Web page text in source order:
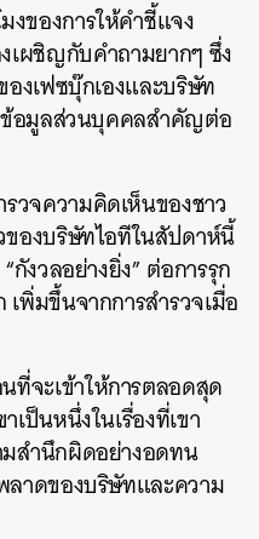
งของการให้คำชี้แจง
เผชิญกับคำถามยากๆ ซึ่ง
งเฟซบุ๊กเองและบริษัท
อมูลส่วนบุคคลสำคัญต่อ
วจความคิดเห็นของชาว
องบริษัทไอทีในสัปดาห์นี้
กังวลอย่างยิ่ง” ต่อการรุก
พิ่มขึ้นจากการสำรวจเมื่อ
ที่จะเข้าให้การตลอดสุด
ป็นหนึ่งในเรื่องที่เขา
สำนึกผิดอย่างอดทน
าดของบริษัทและความ